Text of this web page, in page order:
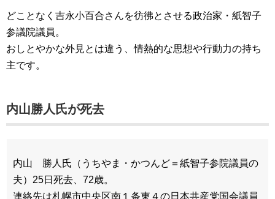
どことなく吉永小百合さんを彷彿とさせる政治家・紙智子
参議院議員。
おしとやかな外見とは違う、情熱的な思想や行動力の持ち
主です。
内山勝人氏が死去
内山 勝人氏（うちやま・かつんど＝紙智子参院議員の
夫）25日死去、72歳。
連絡先は札幌市中央区南１条東４の日本共産党国会議員